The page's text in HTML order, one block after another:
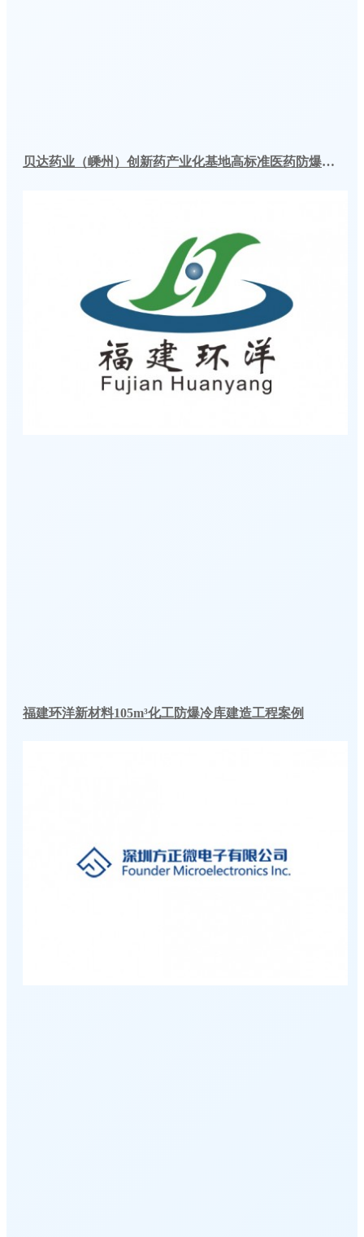
贝达药业（嵊州）创新药产业化基地高标准医药防爆冷库建造工程案例
福建环洋新材料105m³化工防爆冷库建造工程案例